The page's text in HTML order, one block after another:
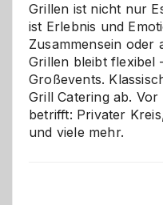
Grillen ist nicht nur
ist Erlebnis und
Zusammensein oder
Grillen bleibt flexibel
Großevents.
Grill Catering ab.
betrifft: Privater
und viele mehr.